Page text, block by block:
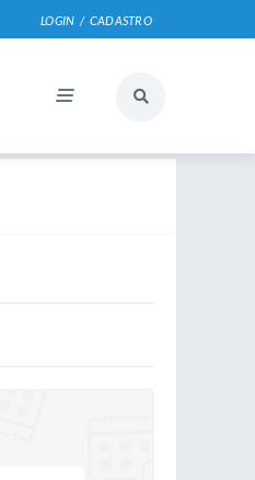
LOGIN / CADASTRO